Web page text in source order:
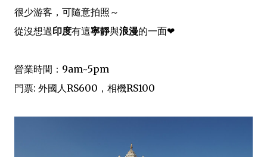
很少游客，可隨意拍照～
從沒想過印度有這寧靜與浪漫的一面❤
營業時間：9am~5pm
門票: 外國人RS600，相機RS100